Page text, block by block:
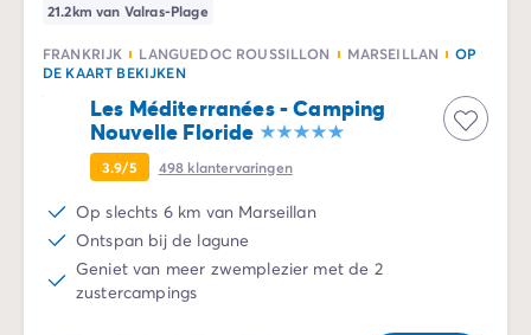
21.2km van Valras-Plage
FRANKRIJK LANGUEDOC ROUSSILLON MARSEILLAN
OP
DE KAART BEKIJKEN
Les Méditerranées - Camping
Nouvelle Floride
3.9/5 498 klantervaringen
Op slechts 6 km van Marseillan
Ontspan bij de lagune
Geniet van meer zwemplezier met de 2
zustercampings